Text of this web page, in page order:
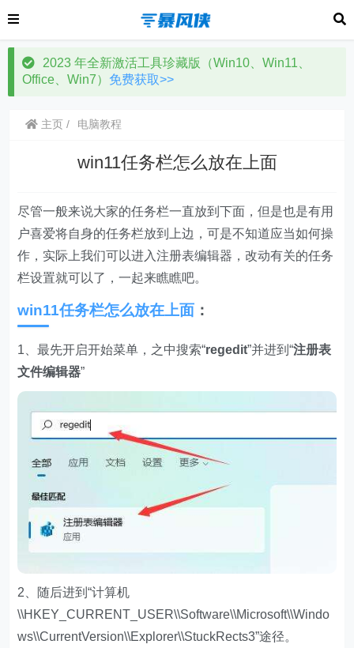
2023 年全新激活工具珍藏版（Win10、Win11、
Office、Win7） 免费获取>>
主页 电脑教程
win11任务栏怎么放在上面
尽管一般来说大家的任务栏一直放到下面，但是也是有用
户喜爱将自身的任务栏放到上边，可是不知道应当如何操
作，实际上我们可以进入注册表编辑器，改动有关的任务
栏设置就可以了，一起来瞧瞧吧。
win11任务栏怎么放在上面 ：
1、最先开启开始菜单，之中搜索“regedit”并进到“注册表
文件编辑器”
2、随后进到“计算机
\\HKEY_CURRENT_USER\\Software\\Microsoft\\Windo
ws\\CurrentVersion\\Explorer\\StuckRects3”途径。